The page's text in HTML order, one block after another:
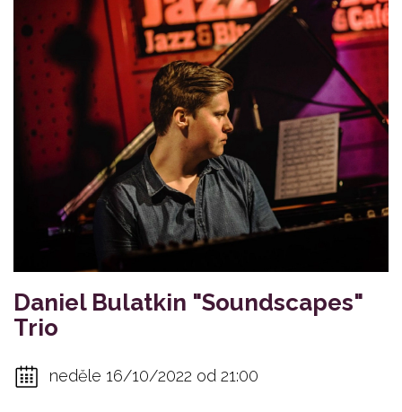
Daniel Bulatkin "Soundscapes"
Trio
neděle 16/10/2022 od 21:00